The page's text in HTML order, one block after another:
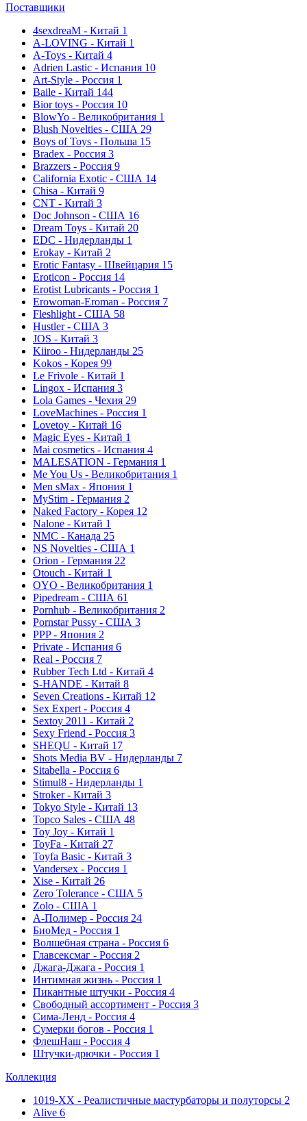
Поставщики
4sexdreaM - Китай 1
A-LOVING - Китай 1
A-Toys - Китай 4
Adrien Lastic - Испания 10
Art-Style - Россия 1
Baile - Китай 144
Bior toys - Россия 10
BlowYo - Великобритания 1
Blush Novelties - США 29
Boys of Toys - Польша 15
Bradex - Россия 3
Brazzers - Россия 9
California Exotic - США 14
Chisa - Китай 9
CNT - Китай 3
Doc Johnson - США 16
Dream Toys - Китай 20
EDC - Нидерланды 1
Erokay - Китай 2
Erotic Fantasy - Швейцария 15
Eroticon - Россия 14
Erotist Lubricants - Россия 1
Erowoman-Eroman - Россия 7
Fleshlight - США 58
Hustler - США 3
JOS - Китай 3
Kiiroo - Нидерланды 25
Kokos - Корея 99
Le Frivole - Китай 1
Lingox - Испания 3
Lola Games - Чехия 29
LoveMachines - Россия 1
Lovetoy - Китай 16
Magic Eyes - Китай 1
Mai cosmetics - Испания 4
MALESATION - Германия 1
Me You Us - Великобритания 1
Men sMax - Япония 1
MyStim - Германия 2
Naked Factory - Корея 12
Nalone - Китай 1
NMC - Канада 25
NS Novelties - США 1
Orion - Германия 22
Otouch - Китай 1
OYO - Великобритания 1
Pipedream - США 61
Pornhub - Великобритания 2
Pornstar Pussy - США 3
PPP - Япония 2
Private - Испания 6
Real - Россия 7
Rubber Tech Ltd - Китай 4
S-HANDE - Китай 8
Seven Creations - Китай 12
Sex Expert - Россия 4
Sextoy 2011 - Китай 2
Sexy Friend - Россия 3
SHEQU - Китай 17
Shots Media BV - Нидерланды 7
Sitabella - Россия 6
Stimul8 - Нидерланды 1
Stroker - Китай 3
Tokyo Style - Китай 13
Topco Sales - США 48
Toy Joy - Китай 1
ToyFa - Китай 27
Toyfa Basic - Китай 3
Vandersex - Россия 1
Xise - Китай 26
Zero Tolerance - США 5
Zolo - США 1
А-Полимер - Россия 24
БиоМед - Россия 1
Волшебная страна - Россия 6
Главсексмаг - Россия 2
Джага-Джага - Россия 1
Интимная жизнь - Россия 1
Пикантные штучки - Россия 4
Свободный ассортимент - Россия 3
Сима-Ленд - Россия 4
Сумерки богов - Россия 1
ФлешНаш - Россия 4
Штучки-дрючки - Россия 1
Коллекция
1019-ХХ - Реалистичные мастурбаторы и полуторсы 2
Alive 6